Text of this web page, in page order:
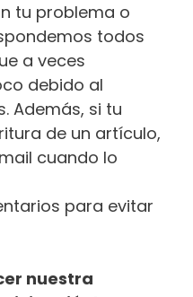
tu problema o
todos
a veces
debido al
Además, si tu
de un artículo,
cuando lo
para evitar
nuestra